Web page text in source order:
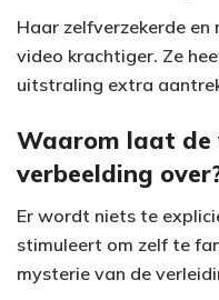
Haar zelfverzekerde
video krachtiger. Ze
uitstraling extra
Waarom laat de
verbeelding
Er wordt niets te
stimuleert om zelf te
mysterie van de